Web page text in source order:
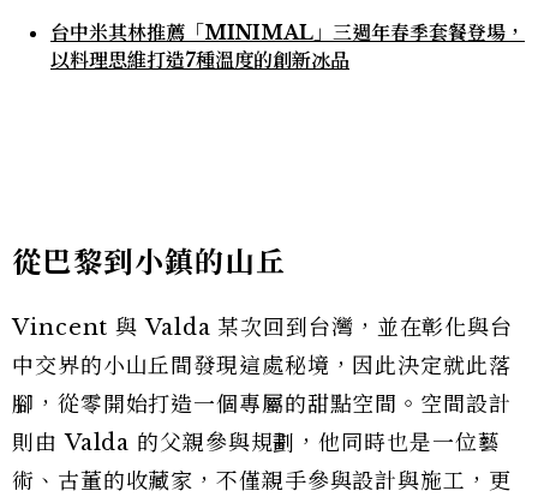
台中米其林推薦「MINIMAL」三週年春季套餐登場，
以料理思維打造7種溫度的創新冰品
從巴黎到小鎮的山丘
Vincent 與 Valda 某次回到台灣，並在彰化與台
中交界的小山丘間發現這處秘境，因此決定就此落
腳，從零開始打造一個專屬的甜點空間。空間設計
則由 Valda 的父親參與規劃，他同時也是一位藝
術、古董的收藏家，不僅親手參與設計與施工，更